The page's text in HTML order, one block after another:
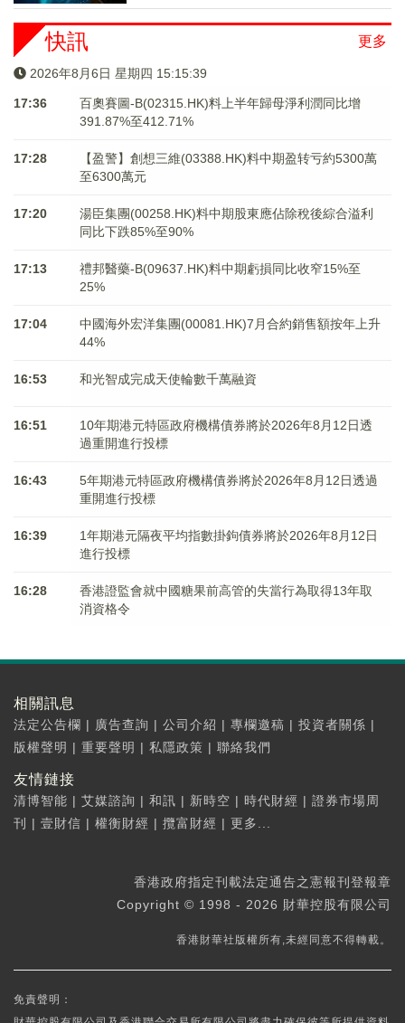
更多
快訊
2026年8月6日 星期四 15:15:39
17:36
百奧賽圖-B(02315.HK)料上半年歸母淨利潤同比增
391.87%至412.71%
17:28
【盈警】創想三維(03388.HK)料中期盈转亏約5300萬
至6300萬元
17:20
湯臣集團(00258.HK)料中期股東應佔除稅後綜合溢利
同比下跌85%至90%
17:13
禮邦醫藥-B(09637.HK)料中期虧損同比收窄15%至
25%
17:04
中國海外宏洋集團(00081.HK)7月合約銷售額按年上升
44%
16:53 和光智成完成天使輪數千萬融資
16:51
10年期港元特區政府機構債券將於2026年8月12日透
過重開進行投標
16:43
5年期港元特區政府機構債券將於2026年8月12日透過
重開進行投標
16:39
1年期港元隔夜平均指數掛鉤債券將於2026年8月12日
進行投標
16:28
香港證監會就中國糖果前高管的失當行為取得13年取
消資格令
相關訊息
法定公告欄 | 廣告查詢 | 公司介紹 | 專欄邀稿 | 投資者關係 |
版權聲明 | 重要聲明 | 私隱政策 | 聯絡我們
友情鏈接
清博智能 | 艾媒諮詢 | 和訊 | 新時空 | 時代財經 | 證券市場周
刊
| 壹財信 | 權衡財經 | 攬富財經 | 更多...
香港政府指定刊載法定通告之憲報刊登報章
Copyright © 1998 - 2026 財華控股有限公司
香港財華社版權所有,未經同意不得轉載。
免責聲明：